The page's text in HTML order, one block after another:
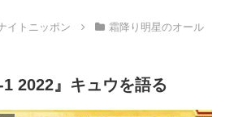
イトニッポン
霜降り明星のオール
2022』キュウを語る